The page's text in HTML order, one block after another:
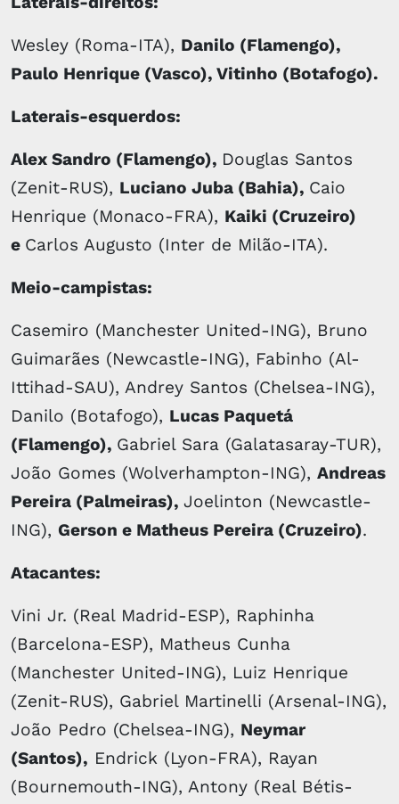
Wesley (Roma-ITA), Danilo (Flamengo),
Paulo Henrique (Vasco), Vitinho (Botafogo).
Laterais-esquerdos:
Alex Sandro (Flamengo), Douglas Santos
(Zenit-RUS), Luciano Juba (Bahia), Caio
Henrique (Monaco-FRA), Kaiki (Cruzeiro)
e Carlos Augusto (Inter de Milão-ITA).
Meio-campistas:
Casemiro (Manchester United-ING), Bruno
Guimarães (Newcastle-ING), Fabinho (Al-
Ittihad-SAU), Andrey Santos (Chelsea-ING),
Danilo (Botafogo), Lucas Paquetá
(Flamengo), Gabriel Sara (Galatasaray-TUR),
João Gomes (Wolverhampton-ING), Andreas
Pereira (Palmeiras), Joelinton (Newcastle-
ING), Gerson e Matheus Pereira (Cruzeiro).
Atacantes:
Vini Jr. (Real Madrid-ESP), Raphinha
(Barcelona-ESP), Matheus Cunha
(Manchester United-ING), Luiz Henrique
(Zenit-RUS), Gabriel Martinelli (Arsenal-ING),
João Pedro (Chelsea-ING), Neymar
(Santos), Endrick (Lyon-FRA), Rayan
(Bournemouth-ING), Antony (Real Bétis-